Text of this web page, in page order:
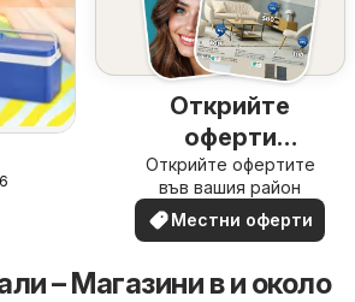
Открийте
оферти
наблизо
Открийте офертите
във вашия район
Местни оферти
– Магазини в и около